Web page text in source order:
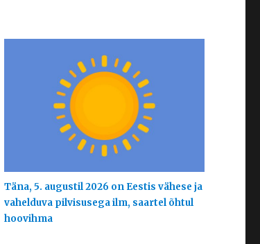
Täna, 5. augustil 2026 on Eestis vähese ja
vahelduva pilvisusega ilm, saartel õhtul
hoovihma